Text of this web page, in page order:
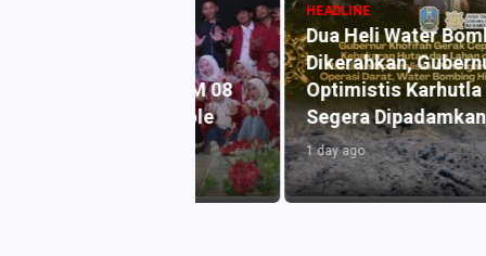
HEADLINE
Dua Heli Water Bombing
Dikerahkan, Gubernur
Optimistis Karhutla Bromo
Segera Dipadamkan
1 day ago